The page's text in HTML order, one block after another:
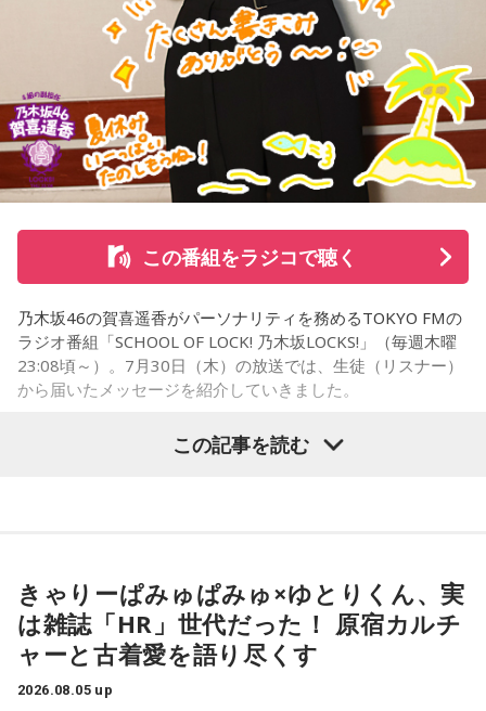
そんな「419列車」が小仏峠の登り坂に差し掛かった時、ガ
クンとスピードが落ちます。突然、バリバリバリッ！と大き
な音が響き渡り、列車は牽引する電気機関車と客車の2両目の
半分まで湯の花トンネルに入ったところで、急停車しまし
た。
「機銃掃射だ！」
そんな叫びと悲鳴が同時に響き渡り、ギューンブルブルブル
とすさまじい音が迫ります。アメリカ軍のP51・ムスタング
何度も容赦なく銃弾を撃ち込んできたのです。数分前まで、
日曜昼下がりの穏やかだった車内は、あちこちからうめき声
が聞こえ、人が折り重なるように倒れて、一面、血の海と化
「実は列車銃撃の調査を始めた頃、犠牲となった方で、お名
前が分かっていたのは、わずかお一人だったんです」
この番組をラジコで聴く
乃木坂46の賀喜遥香がパーソナリティを務めるTOKYO FMの
ラジオ番組「SCHOOL OF LOCK! 乃木坂LOCKS!」（毎週木曜
23:08頃～）。7月30日（木）の放送では、生徒（リスナー）
から届いたメッセージを紹介していきました。
「遥香先生にお知らせです！ 私は、夏休みに恋人と初めて2
人で東京に行きます。ディズニーに行く予定ですが、お互い
に乃木坂46が好きなので、もし『真夏の全国ツアー2026』東
京公演が当たれば、遥香先生のタオルを持って観に行きま
す！」（大阪府 19歳）
この記事を読む
きゃりーぱみゅぱみゅ×ゆとりくん、実
は雑誌「HR」世代だった！ 原宿カルチ
ャーと古着愛を語り尽くす
2026.08.05 up